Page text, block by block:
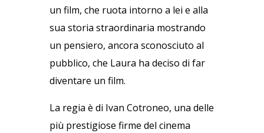
un film, che ruota intorno a lei e alla
sua storia straordinaria mostrando
un pensiero, ancora sconosciuto al
pubblico, che Laura ha deciso di far
diventare un film.
La regia è di Ivan Cotroneo, una delle
più prestigiose firme del cinema